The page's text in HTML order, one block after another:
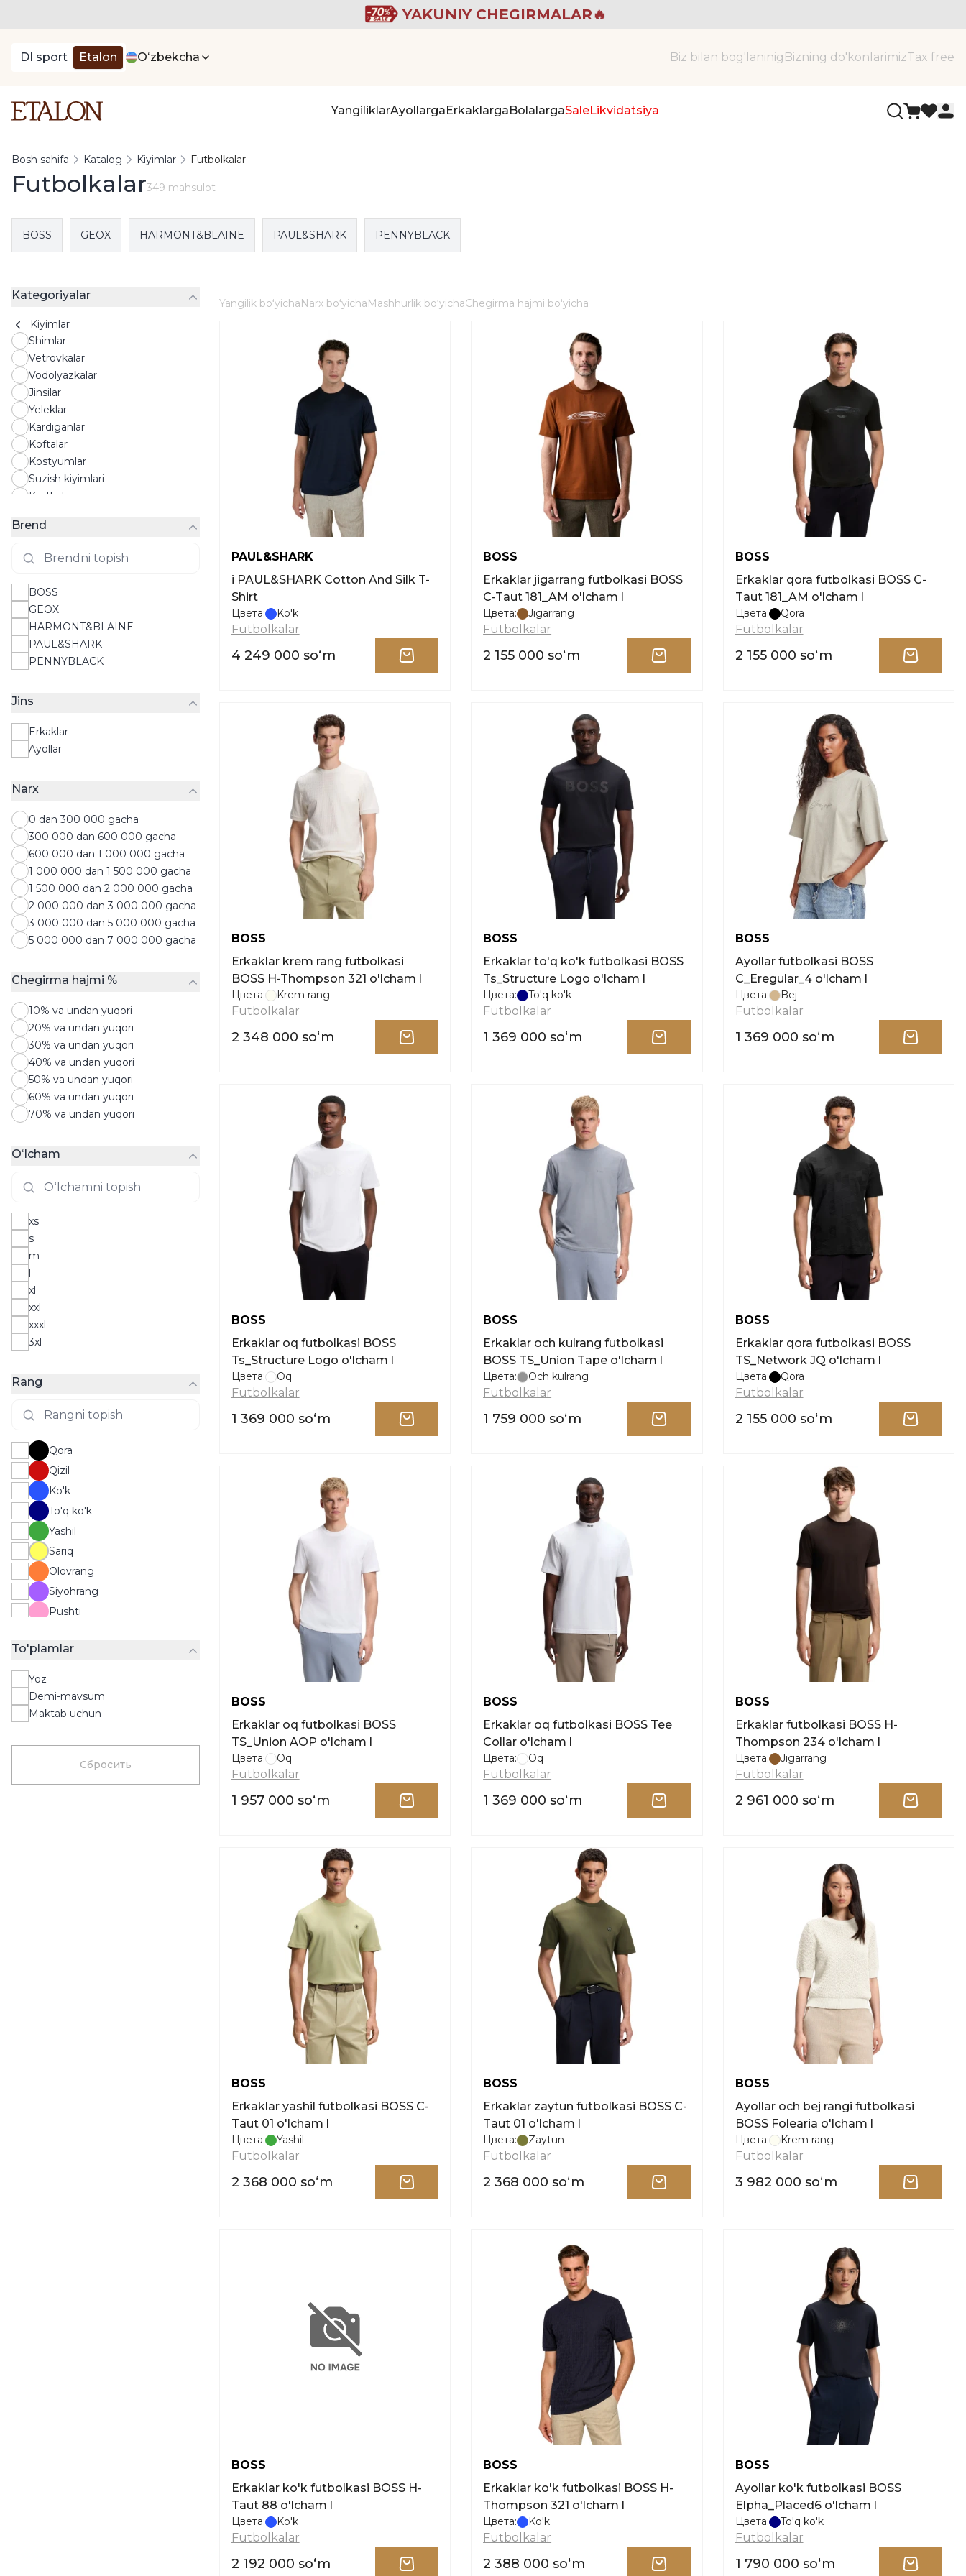
YAKUNIY CHEGIRMALAR🔥
DI sport Etalon Oʻzbekcha Biz bilan bog'laninig Bizning do'konlarimizTax free
YangiliklarAyollargaErkaklargaBolalargaSaleLikvidatsiya
Bosh sahifa Katalog Kiyimlar Futbolkalar
Futbolkalar349 mahsulot
BOSS GEOX HARMONT&BLAINE PAUL&SHARK PENNYBLACK
Kategoriyalar
Kiyimlar
Shimlar
Vetrovkalar
Vodolyazkalar
Jinsilar
Yeleklar
Kardiganlar
Koftalar
Kostyumlar
Suzish kiyimlari
Kurtkalar
Maykalar
Paltolar
Pijamalar
Suzish kiyimlari
Liboslar
Plashlar
Polo
Ko'ylaklar
Svitshotlar
Tolstovkalar
Futbolkalar
Hudilar
Shortilar
Yubkalar
Brend
BOSS
GEOX
HARMONT&BLAINE
PAUL&SHARK
PENNYBLACK
Jins
Erkaklar
Ayollar
Narx
0 dan 300 000 gacha
300 000 dan 600 000 gacha
600 000 dan 1 000 000 gacha
1 000 000 dan 1 500 000 gacha
1 500 000 dan 2 000 000 gacha
2 000 000 dan 3 000 000 gacha
3 000 000 dan 5 000 000 gacha
5 000 000 dan 7 000 000 gacha
Chegirma hajmi %
10% va undan yuqori
20% va undan yuqori
30% va undan yuqori
40% va undan yuqori
50% va undan yuqori
60% va undan yuqori
70% va undan yuqori
Oʻlcham
xs
s
m
l
xl
xxl
xxxl
3xl
Rang
Qora
Qizil
Ko'k
To'q ko'k
Yashil
Sariq
Olovrang
Siyohrang
Pushti
Oq
Moviy
Bej
Kulrang
To'plamlar
Yoz
Demi-mavsum
Maktab uchun
Сбросить
Yangilik boʻyichaNarx boʻyichaMashhurlik boʻyichaChegirma hajmi boʻyicha
PAUL&SHARK
i PAUL&SHARK Cotton And Silk T-
Shirt
Цвета: Ko'k
Futbolkalar
4 249 000 soʻm
BOSS
Erkaklar jigarrang futbolkasi BOSS
C-Taut 181_AM o'lcham l
Цвета: Jigarrang
Futbolkalar
2 155 000 soʻm
BOSS
Erkaklar qora futbolkasi BOSS C-
Taut 181_AM o'lcham l
Цвета: Qora
Futbolkalar
2 155 000 soʻm
BOSS
Erkaklar krem rang futbolkasi
BOSS H-Thompson 321 o'lcham l
Цвета: Krem rang
Futbolkalar
2 348 000 soʻm
BOSS
Erkaklar to'q ko'k futbolkasi BOSS
Ts_Structure Logo o'lcham l
Цвета: To'q ko'k
Futbolkalar
1 369 000 soʻm
BOSS
Ayollar futbolkasi BOSS
C_Eregular_4 o'lcham l
Цвета: Bej
Futbolkalar
1 369 000 soʻm
BOSS
Erkaklar oq futbolkasi BOSS
Ts_Structure Logo o'lcham l
Цвета: Oq
Futbolkalar
1 369 000 soʻm
BOSS
Erkaklar och kulrang futbolkasi
BOSS TS_Union Tape o'lcham l
Цвета: Och kulrang
Futbolkalar
1 759 000 soʻm
BOSS
Erkaklar qora futbolkasi BOSS
TS_Network JQ o'lcham l
Цвета: Qora
Futbolkalar
2 155 000 soʻm
BOSS
Erkaklar oq futbolkasi BOSS
TS_Union AOP o'lcham l
Цвета: Oq
Futbolkalar
1 957 000 soʻm
BOSS
Erkaklar oq futbolkasi BOSS Tee
Collar o'lcham l
Цвета: Oq
Futbolkalar
1 369 000 soʻm
BOSS
Erkaklar futbolkasi BOSS H-
Thompson 234 o'lcham l
Цвета: Jigarrang
Futbolkalar
2 961 000 soʻm
BOSS
Erkaklar yashil futbolkasi BOSS C-
Taut 01 o'lcham l
Цвета: Yashil
Futbolkalar
2 368 000 soʻm
BOSS
Erkaklar zaytun futbolkasi BOSS C-
Taut 01 o'lcham l
Цвета: Zaytun
Futbolkalar
2 368 000 soʻm
BOSS
Ayollar och bej rangi futbolkasi
BOSS Folearia o'lcham l
Цвета: Krem rang
Futbolkalar
3 982 000 soʻm
BOSS
Erkaklar ko'k futbolkasi BOSS H-
Taut 88 o'lcham l
Цвета: Ko'k
Futbolkalar
2 192 000 soʻm
BOSS
Erkaklar ko'k futbolkasi BOSS H-
Thompson 321 o'lcham l
Цвета: Ko'k
Futbolkalar
2 388 000 soʻm
BOSS
Ayollar ko'k futbolkasi BOSS
Elpha_Placed6 o'lcham l
Цвета: To'q ko'k
Futbolkalar
1 790 000 soʻm